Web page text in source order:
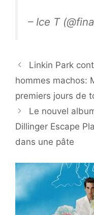
– Ice T
Linkin Park
hommes machos:
premiers jours de
Le nouvel
Dillinger Escape
dans une pâte